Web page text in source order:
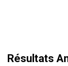
Résultats